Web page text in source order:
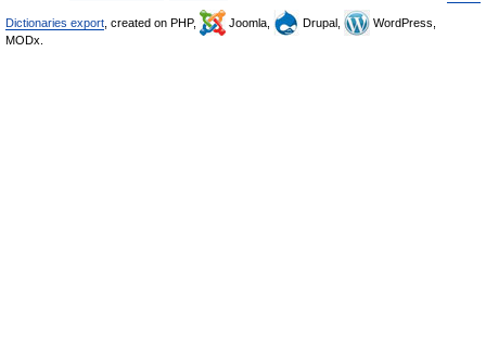
Dictionaries export , created on PHP, Joomla, Drupal,
WordPress,
MODx.